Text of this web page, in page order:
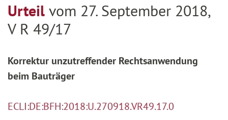
Urteil vom 27. September 2018,
V R 49/17
Korrektur unzutreffender Rechtsanwendung
beim Bauträger
ECLI:DE:BFH:2018:U.270918.VR49.17.0